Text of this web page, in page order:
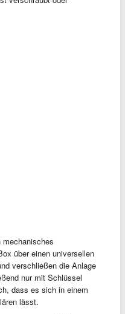
über einen universellen
verschließen die Anlage
nur mit Schlüssel
dass es sich in einem
lässt.